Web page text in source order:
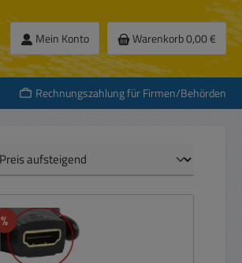
Mein Konto Warenkorb0,00 €
Rechnungszahlung für Firmen/Behörden
%Rabatt